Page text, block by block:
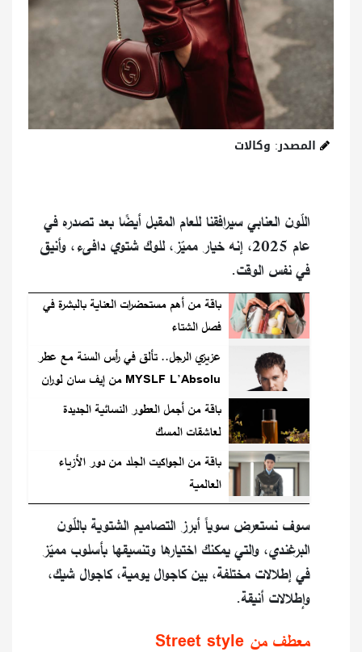
المصدر: وكالات
اللّون العنابي سيرافقنا للعام المقبل أيضًا بعد تصدره في
عام 2025، إنه خيار مميّز، للوك شتوي دافىء، وأنيق
في نفس الوقت.
باقة من أهم مستحضرات العناية بالبشرة في
فصل الشتاء
عزيزي الرجل.. تألق في رأس السنة مع عطر
MYSLF L’Absolu من إيف سان لوران
باقة من أجمل العطور النسائية الجديدة
لعاشقات المسك
باقة من الجواكيت الجلد من دور الأزياء
العالمية
سوف نستعرض سوياً أبرز التصاميم الشتوية باللّون
البرغندي، والتي يمكنك اختيارها وتنسيقها بأسلوب مميّز
في إطلالات مختلفة، بين كاجوال يومية، كاجوال شيك،
وإطلالات أنيقة.
معطف من Street style